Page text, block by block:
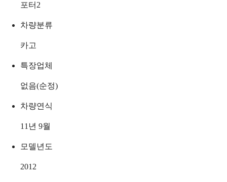
포터2
차량분류
카고
특장업체
없음(순정)
차량연식
11년 9월
모델년도
2012